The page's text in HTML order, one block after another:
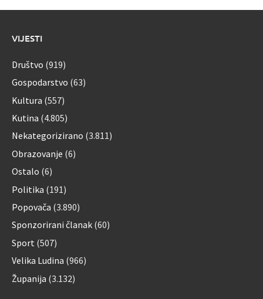
VIJESTI
Društvo (919)
Gospodarstvo (63)
Kultura (557)
Kutina (4.805)
Nekategorizirano (3.811)
Obrazovanje (6)
Ostalo (6)
Politika (191)
Popovača (3.890)
Sponzorirani članak (60)
Sport (507)
Velika Ludina (966)
Županija (3.132)